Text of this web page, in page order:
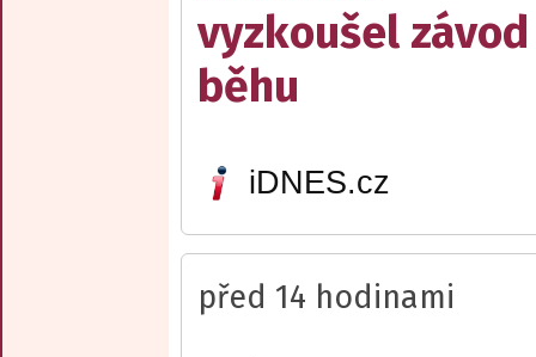
vyzkoušel
běhu
iDNES.cz
před 14 hodinami